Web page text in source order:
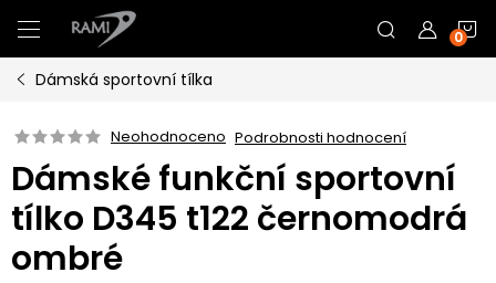
na
obsah
Dámská sportovní tílka
Neohodnoceno Podrobnosti hodnocení
Dámské funkční sportovní
tílko D345 t122 černomodrá
ombré